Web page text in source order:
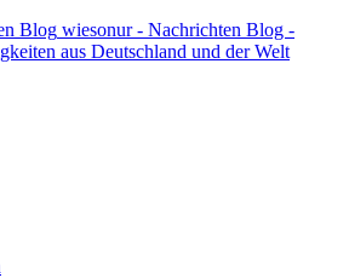
wiesonur - Nachrichten Blog -
aus Deutschland und der Welt